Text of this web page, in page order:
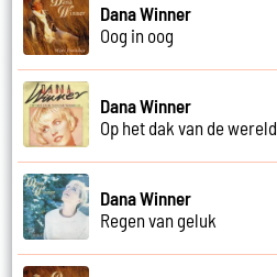
Dana Winner
Oog in oog
Dana Winner
Op het dak van de wereld
Dana Winner
Regen van geluk